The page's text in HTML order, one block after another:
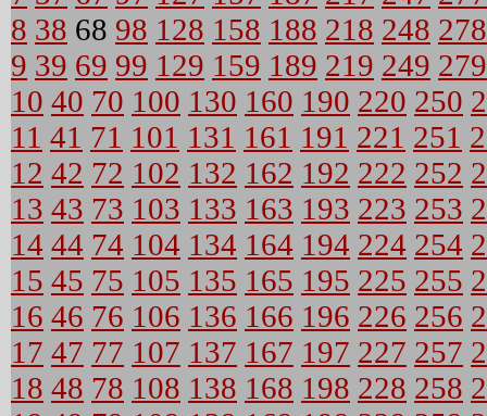
8 38 68 98 128 158 188 218 248 278
9 39 69 99 129 159 189 219 249 279
10 40 70 100 130 160 190 220 250
11 41 71 101 131 161 191 221 251
12 42 72 102 132 162 192 222 252
13 43 73 103 133 163 193 223 253
14 44 74 104 134 164 194 224 254
15 45 75 105 135 165 195 225 255
16 46 76 106 136 166 196 226 256
17 47 77 107 137 167 197 227 257
18 48 78 108 138 168 198 228 258